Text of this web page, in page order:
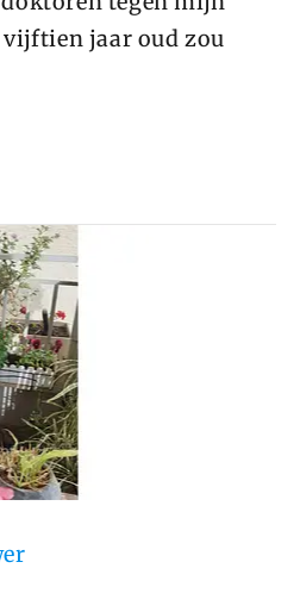
vijftien jaar oud zou